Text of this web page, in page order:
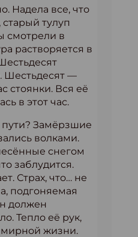
Надела все, что
старый тулуп
смотрели в
растворяется в
Шестьдесят —
стоянки. Вся её
в этот час.
пути? Замёрзшие
волками.
снегом
заблудится.
Страх, что… не
подгоняемая
должен
Тепло её рук,
мирной жизни.